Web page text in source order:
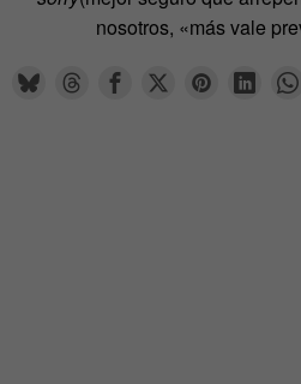
nosotros, «más vale